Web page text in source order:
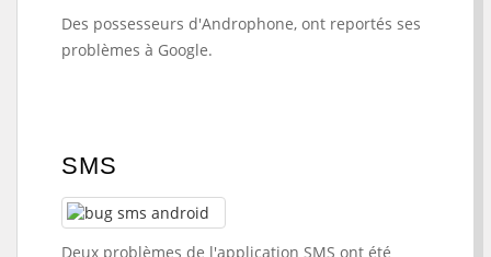
Des possesseurs d'Androphone, ont reportés ses
problèmes à Google.
SMS
Deux problèmes de l'application SMS ont été